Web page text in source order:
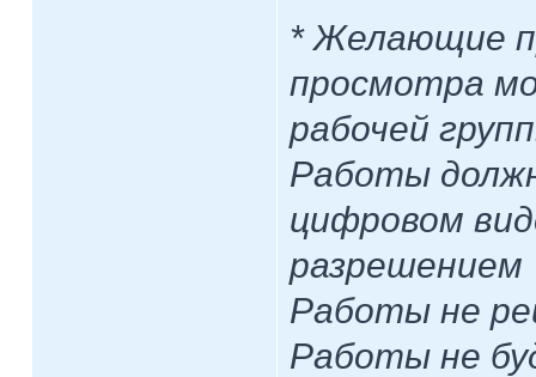
* Желающие
просмотра
рабочей
Работы
цифровом
разрешением
Работы не
Работы не